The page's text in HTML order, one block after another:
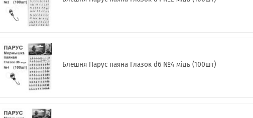
Блешня Парус паяна Глазок d6 №4 мідь (100шт)